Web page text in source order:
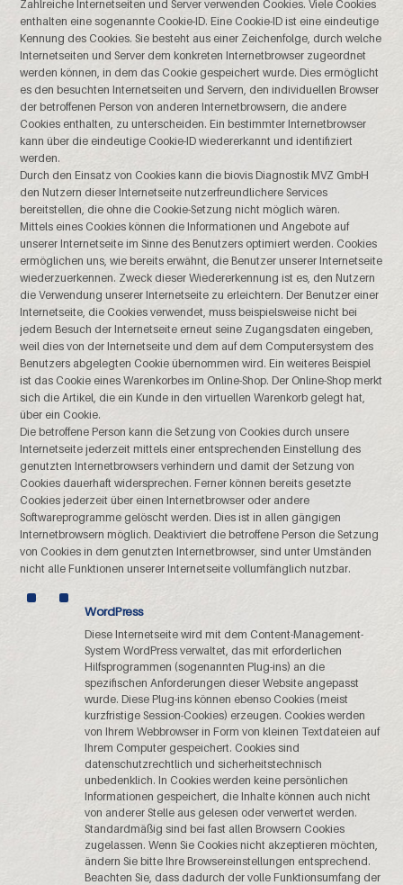
Zahlreiche Internetseiten und Server verwenden Cookies. Viele Cookies
enthalten eine sogenannte Cookie-ID. Eine Cookie-ID ist eine eindeutige
Kennung des Cookies. Sie besteht aus einer Zeichenfolge, durch welche
Internetseiten und Server dem konkreten Internetbrowser zugeordnet
werden können, in dem das Cookie gespeichert wurde. Dies ermöglicht
es den besuchten Internetseiten und Servern, den individuellen Browser
der betroffenen Person von anderen Internetbrowsern, die andere
Cookies enthalten, zu unterscheiden. Ein bestimmter Internetbrowser
kann über die eindeutige Cookie-ID wiedererkannt und identifiziert
werden.
Durch den Einsatz von Cookies kann die biovis Diagnostik MVZ GmbH
den Nutzern dieser Internetseite nutzerfreundlichere Services
bereitstellen, die ohne die Cookie-Setzung nicht möglich wären.
Mittels eines Cookies können die Informationen und Angebote auf
unserer Internetseite im Sinne des Benutzers optimiert werden. Cookies
ermöglichen uns, wie bereits erwähnt, die Benutzer unserer Internetseite
wiederzuerkennen. Zweck dieser Wiedererkennung ist es, den Nutzern
die Verwendung unserer Internetseite zu erleichtern. Der Benutzer einer
Internetseite, die Cookies verwendet, muss beispielsweise nicht bei
jedem Besuch der Internetseite erneut seine Zugangsdaten eingeben,
weil dies von der Internetseite und dem auf dem Computersystem des
Benutzers abgelegten Cookie übernommen wird. Ein weiteres Beispiel
ist das Cookie eines Warenkorbes im Online-Shop. Der Online-Shop merkt
sich die Artikel, die ein Kunde in den virtuellen Warenkorb gelegt hat,
über ein Cookie.
Die betroffene Person kann die Setzung von Cookies durch unsere
Internetseite jederzeit mittels einer entsprechenden Einstellung des
genutzten Internetbrowsers verhindern und damit der Setzung von
Cookies dauerhaft widersprechen. Ferner können bereits gesetzte
Cookies jederzeit über einen Internetbrowser oder andere
Softwareprogramme gelöscht werden. Dies ist in allen gängigen
Internetbrowsern möglich. Deaktiviert die betroffene Person die Setzung
von Cookies in dem genutzten Internetbrowser, sind unter Umständen
nicht alle Funktionen unserer Internetseite vollumfänglich nutzbar.
WordPress
Diese Internetseite wird mit dem Content-Management-
System WordPress verwaltet, das mit erforderlichen
Hilfsprogrammen (sogenannten Plug-ins) an die
spezifischen Anforderungen dieser Website angepasst
wurde. Diese Plug-ins können ebenso Cookies (meist
kurzfristige Session-Cookies) erzeugen. Cookies werden
von Ihrem Webbrowser in Form von kleinen Textdateien auf
Ihrem Computer gespeichert. Cookies sind
datenschutzrechtlich und sicherheits­technisch
unbedenklich. In Cookies werden keine persönlichen
Informationen gespeichert, die Inhalte können auch nicht
von anderer Stelle aus gelesen oder verwertet werden.
Standardmäßig sind bei fast allen Browsern Cookies
zugelassen. Wenn Sie Cookies nicht akzeptieren möchten,
ändern Sie bitte Ihre Browsereinstellungen entsprechend.
Beachten Sie, dass dadurch der volle Funktionsumfang der